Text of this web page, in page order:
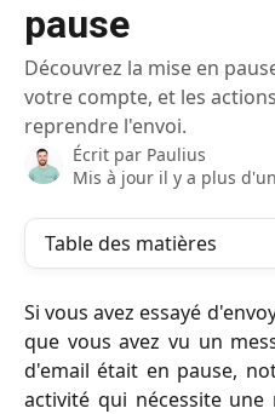
pause
Découvrez la mise en
votre compte, et les
reprendre l'envoi.
Écrit par Paulius
Mis à jour il y a plus
Table des matières
Si vous avez essayé
que vous avez vu un
d'email était en pause,
activité qui nécessite